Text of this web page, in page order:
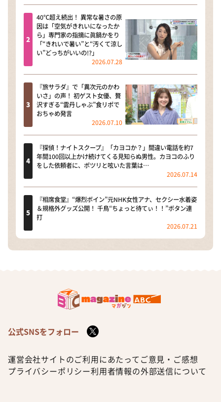
40℃超え続出！ 異常な暑さの原
因は「空気がきれいになったか
ら」専門家の指摘に眞鍋かをり
「“きれいで暑い”と“汚くて涼し
い”どっちがいいの!?」
2026.07.28
『旅サラダ』で「異次元のかわ
いさ」の声！ 初ゲスト女優、贅
沢すぎる“雲丹しゃぶ”食リポで
おちゃめ発言
2026.07.10
『探偵！ナイトスクープ』「カヨコか？」間違い電話を約7
年間100回以上かけ続けてくる見知らぬ男性。カヨコのふり
をした依頼者に、ポツリと呟いた言葉は…
2026.07.14
『相席食堂』“爆烈ボイン”元NHK女性アナ、セクシー水着姿
＆規格外グッズ公開！ 千鳥“ちょっと待てぃ！！”ボタン連
打
2026.07.21
公式SNSをフォロー
運営会社サイトのご利用にあたって ご意見・ご感想
プライバシーポリシー利用者情報の外部送信について